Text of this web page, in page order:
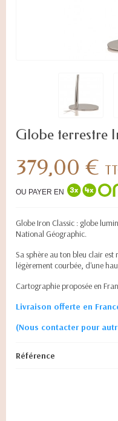
Globe terrestre
379,00 €
OU PAYER EN
Globe Iron Classic : globe
National Géographic.
Sa sphère au ton bleu clair
légèrement courbée, d'une
Cartographie proposée en
Livraison offerte en
(Nous contacter pour
Référence